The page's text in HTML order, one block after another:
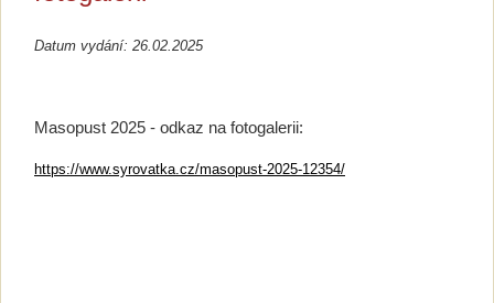
Datum vydání: 26.02.2025
Masopust 2025 - odkaz na fotogalerii:
https://www.syrovatka.cz/masopust-2025-12354/